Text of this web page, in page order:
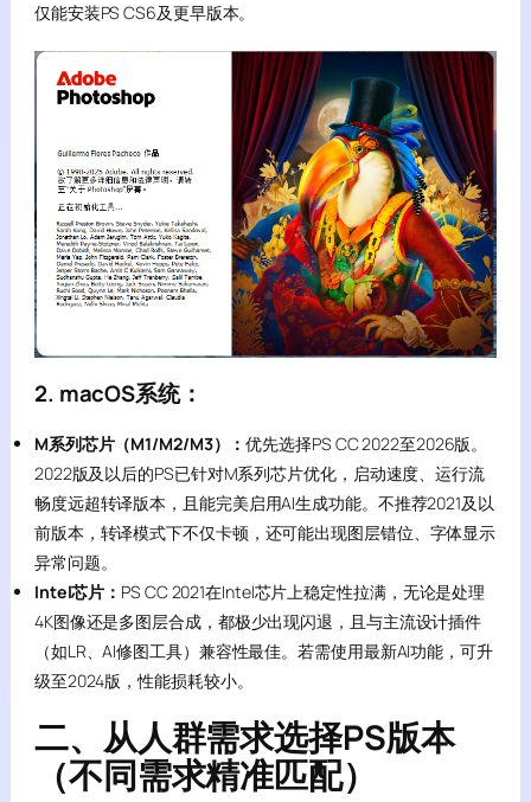
仅能安装PS CS6及更早版本。
2. macOS系统：
M系列芯片（M1/M2/M3）：优先选择PS CC 2022至2026版。
2022版及以后的PS已针对M系列芯片优化，启动速度、运行流
畅度远超转译版本，且能完美启用AI生成功能。不推荐2021及以
前版本，转译模式下不仅卡顿，还可能出现图层错位、字体显示
异常问题。
Intel芯片： PS CC 2021在Intel芯片上稳定性拉满，无论是处理
4K图像还是多图层合成，都极少出现闪退，且与主流设计插件
（如LR、AI修图工具）兼容性最佳。若需使用最新AI功能，可升
级至2024版，性能损耗较小。
二、从人群需求选择PS版本
（不同需求精准匹配）